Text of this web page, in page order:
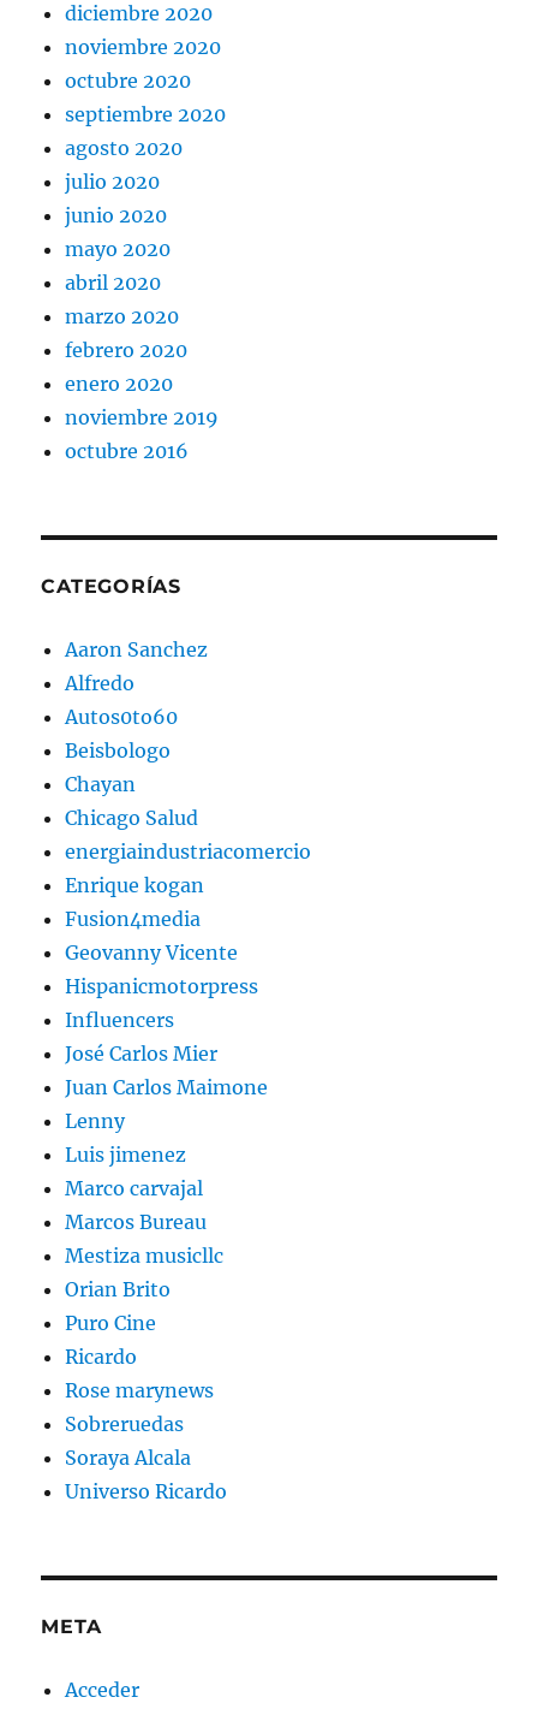
diciembre 2020
noviembre 2020
octubre 2020
septiembre 2020
agosto 2020
julio 2020
junio 2020
mayo 2020
abril 2020
marzo 2020
febrero 2020
enero 2020
noviembre 2019
octubre 2016
CATEGORÍAS
Aaron Sanchez
Alfredo
Autos0to60
Beisbologo
Chayan
Chicago Salud
energiaindustriacomercio
Enrique kogan
Fusion4media
Geovanny Vicente
Hispanicmotorpress
Influencers
José Carlos Mier
Juan Carlos Maimone
Lenny
Luis jimenez
Marco carvajal
Marcos Bureau
Mestiza musicllc
Orian Brito
Puro Cine
Ricardo
Rose marynews
Sobreruedas
Soraya Alcala
Universo Ricardo
META
Acceder